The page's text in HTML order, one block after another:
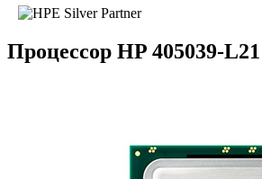
Процессор HP 405039-L21